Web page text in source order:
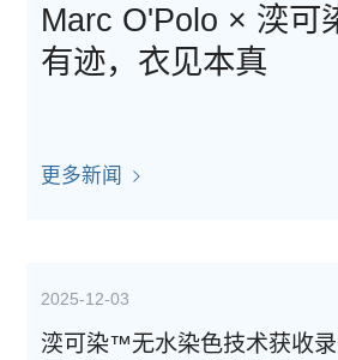
Marc O'Polo × 湙
有迹，衣见本真
更多新闻
2025-12-03
湙可染™无水染色技术获收